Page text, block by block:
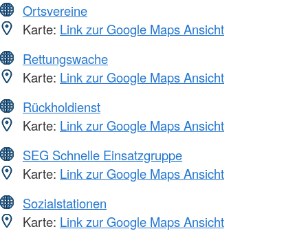
Ortsvereine
Karte: Link zur Google Maps Ansicht
Rettungswache
Karte: Link zur Google Maps Ansicht
Rückholdienst
Karte: Link zur Google Maps Ansicht
SEG Schnelle Einsatzgruppe
Karte: Link zur Google Maps Ansicht
Sozialstationen
Karte: Link zur Google Maps Ansicht